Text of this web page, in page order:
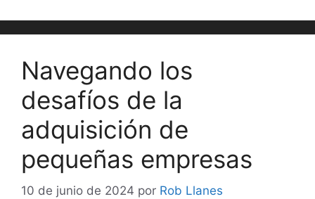
Navegando los
desafíos de la
adquisición de
pequeñas empresas
10 de junio de 2024 por Rob Llanes